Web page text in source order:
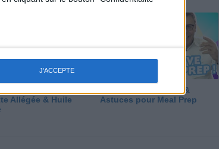
J'ACCEPTE
Allégée & Huile
Panga, Huile d'Olive &
Astuces pour Meal Prep